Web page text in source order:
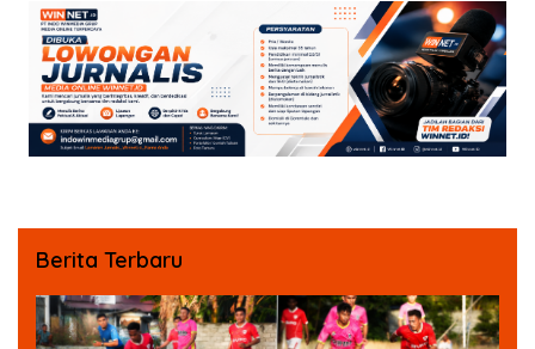
Berita Terbaru